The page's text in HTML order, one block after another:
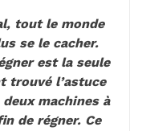
tout le monde
se le cacher.
est la seule
trouvé l’astuce
machines à
de régner. Ce